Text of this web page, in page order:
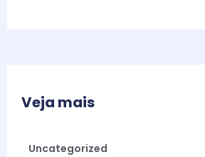
Veja mais
Uncategorized